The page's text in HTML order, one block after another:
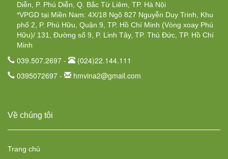
Diễn, P. Phú Diễn, Q. Bắc Từ Liêm, TP. Hà Nội
*VPGD tại Miền Nam: 4X/18 Ngõ 827 Nguyễn Duy Trinh, Khu
phố 2, P. Phú Hữu, Quận 9, TP. Hồ Chí Minh (Vòng xoay Phú
Hữu)/ 131, Đường số 9, P. Linh Tây, TP. Thủ Đức, TP. Hồ Chí
Minh
039.507.2697 -
(024)22.144.111
0395072697 -
hmvina2@gmail.com
Về chúng tôi
Trang chủ